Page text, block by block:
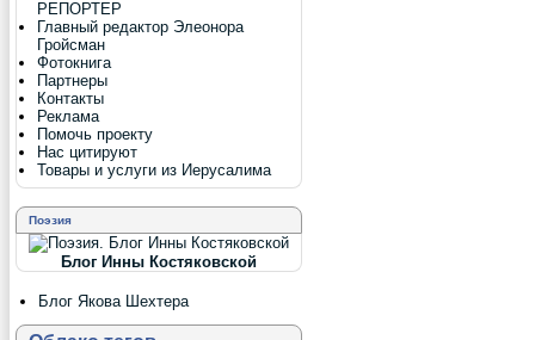
РЕПОРТЕР
Главный редактор Элеонора
Гройсман
Фотокнига
Партнеры
Контакты
Реклама
Помочь проекту
Нас цитируют
Товары и услуги из Иерусалима
Поэзия
Блог Инны Костяковской
Блог Якова Шехтера